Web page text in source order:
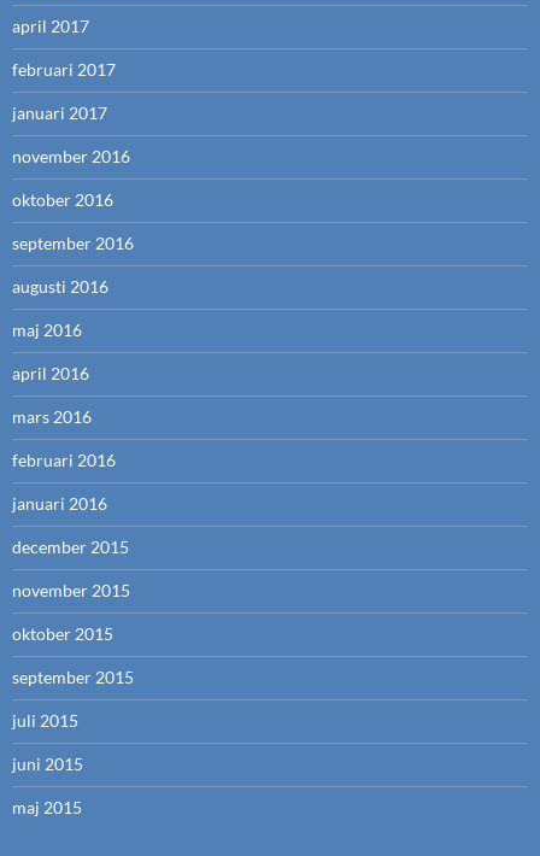
april 2017
februari 2017
januari 2017
november 2016
oktober 2016
september 2016
augusti 2016
maj 2016
april 2016
mars 2016
februari 2016
januari 2016
december 2015
november 2015
oktober 2015
september 2015
juli 2015
juni 2015
maj 2015